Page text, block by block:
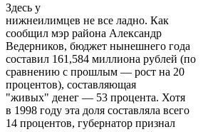
Здесь у
нижнеилимцев не все ладно. Как
сообщил мэр района Александр
Ведерников, бюджет нынешнего года
составил 161,584 миллиона рублей (по
сравнению с прошлым — рост на 20
процентов), составляющая
"живых" денег — 53 процента. Хотя
в 1998 году эта доля составляла всего
14 процентов, губернатор признал